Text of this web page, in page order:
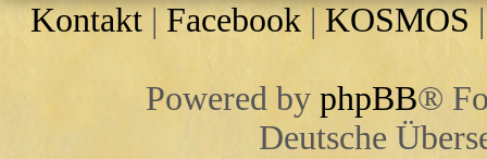
Kontakt | Facebook |KOSMOS
Powered by phpBB®
Deutsche